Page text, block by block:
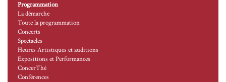
Programmation
La démarche
Toute la programmation
Concerts
Spectacles
Heures Artistiques et auditions
Expositions et Performances
ConcerThé
Conférences